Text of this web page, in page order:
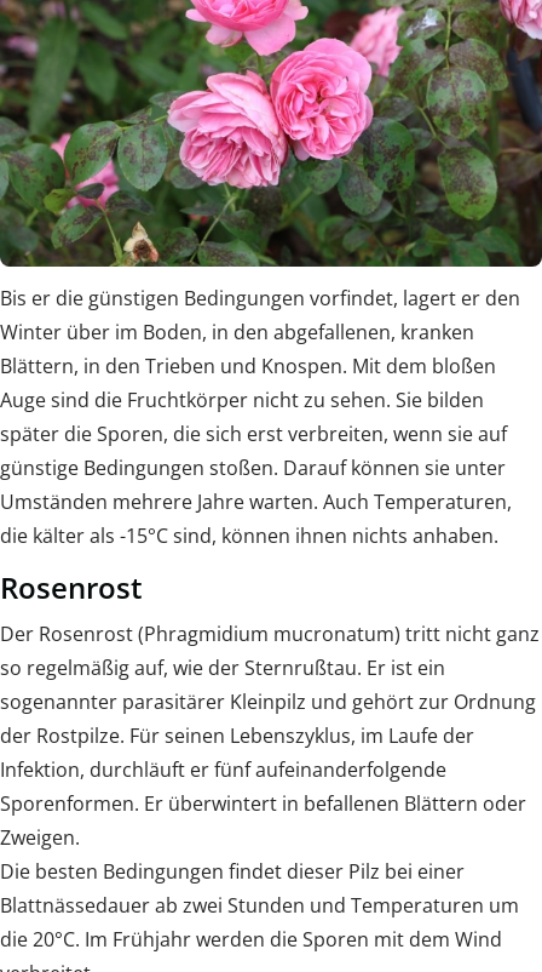
Bis er die günstigen Bedingungen vorfindet, lagert er den
Winter über im Boden, in den abgefallenen, kranken
Blättern, in den Trieben und Knospen. Mit dem bloßen
Auge sind die Fruchtkörper nicht zu sehen. Sie bilden
später die Sporen, die sich erst verbreiten, wenn sie auf
günstige Bedingungen stoßen. Darauf können sie unter
Umständen mehrere Jahre warten. Auch Temperaturen,
die kälter als -15°C sind, können ihnen nichts anhaben.
Rosenrost
Der Rosenrost (Phragmidium mucronatum) tritt nicht ganz
so regelmäßig auf, wie der Sternrußtau. Er ist ein
sogenannter parasitärer Kleinpilz und gehört zur Ordnung
der Rostpilze. Für seinen Lebenszyklus, im Laufe der
Infektion, durchläuft er fünf aufeinanderfolgende
Sporenformen. Er überwintert in befallenen Blättern oder
Zweigen.
Die besten Bedingungen findet dieser Pilz bei einer
Blattnässedauer ab zwei Stunden und Temperaturen um
die 20°C. Im Frühjahr werden die Sporen mit dem Wind